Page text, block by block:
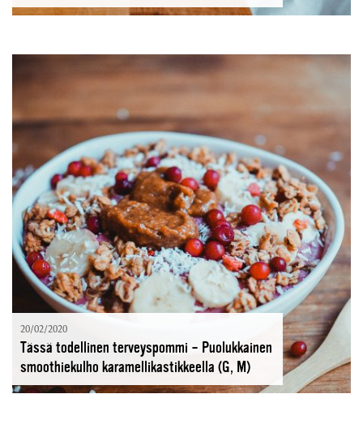
20/02/2020
Tässä todellinen terveyspommi – Puolukkainen
smoothiekulho karamellikastikkeella (G, M)